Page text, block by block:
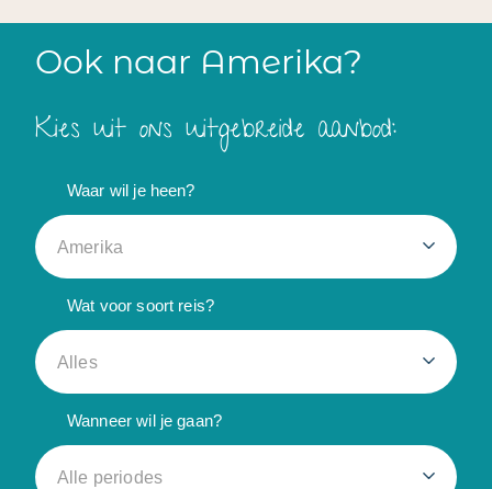
Ook naar Amerika?
Kies uit ons uitgebreide aanbod:
Waar wil je heen?
Amerika
Wat voor soort reis?
Alles
Wanneer wil je gaan?
Alle periodes